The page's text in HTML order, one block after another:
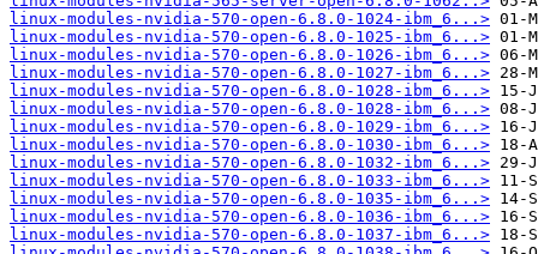
linux-modules-nvidia-570-open-6.8.0-1024-ibm_6...>
linux-modules-nvidia-570-open-6.8.0-1025-ibm_6...>
linux-modules-nvidia-570-open-6.8.0-1026-ibm_6...>
linux-modules-nvidia-570-open-6.8.0-1027-ibm_6...>
linux-modules-nvidia-570-open-6.8.0-1028-ibm_6...>
linux-modules-nvidia-570-open-6.8.0-1028-ibm_6...>
linux-modules-nvidia-570-open-6.8.0-1029-ibm_6...>
linux-modules-nvidia-570-open-6.8.0-1030-ibm_6...>
linux-modules-nvidia-570-open-6.8.0-1032-ibm_6...>
linux-modules-nvidia-570-open-6.8.0-1033-ibm_6...>
linux-modules-nvidia-570-open-6.8.0-1035-ibm_6...>
linux-modules-nvidia-570-open-6.8.0-1036-ibm_6...>
linux-modules-nvidia-570-open-6.8.0-1037-ibm_6...>